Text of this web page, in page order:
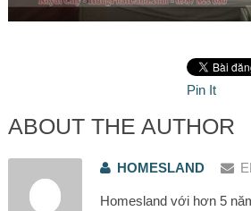
Pin It
ABOUT THE AUTHOR
HOMESLAND
Homesland với hơn 5